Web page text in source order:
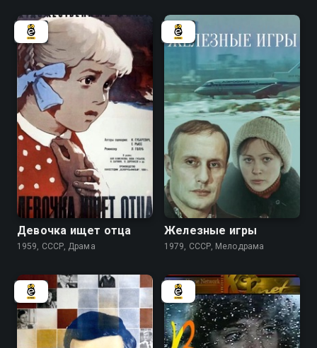
7.3
Девочка ищет отца
1959, СССР, Драма
6.8
Железные игры
1979, СССР, Мелодрама